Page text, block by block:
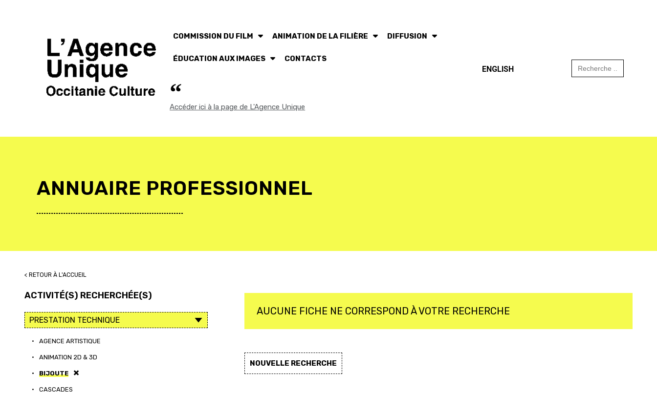
COMMISSION DU FILM ANIMATION DE LA FILIÈRE DIFFUSION
ÉDUCATION AUX IMAGES CONTACTS
Accéder ici à la page de L'Agence Unique
ENGLISH
Search
for:
ANNUAIRE PROFESSIONNEL
< RETOUR À L'ACCUEIL
ACTIVITÉ(S) RECHERCHÉE(S)
• AGENCE ARTISTIQUE
• ANIMATION 2D & 3D
• BIJOUTE
• CASCADES
AUCUNE FICHE NE CORRESPOND À VOTRE RECHERCHE
NOUVELLE RECHERCHE